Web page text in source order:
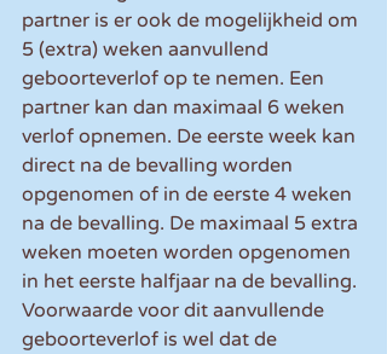
partner is er ook de mogelijkheid om
5 (extra) weken aanvullend
geboorteverlof op te nemen. Een
partner kan dan maximaal 6 weken
verlof opnemen. De eerste week kan
direct na de bevalling worden
opgenomen of in de eerste 4 weken
na de bevalling. De maximaal 5 extra
weken moeten worden opgenomen
in het eerste halfjaar na de bevalling.
Voorwaarde voor dit aanvullende
geboorteverlof is wel dat de